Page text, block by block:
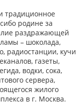
традиционное
родине за
раздражающей
– шоколада,
радиостанции, кучи
газеты,
водки, сока,
сервера,
жилого
в г. Москва.